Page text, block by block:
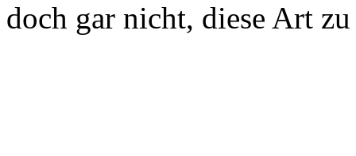
doch gar nicht, diese Art